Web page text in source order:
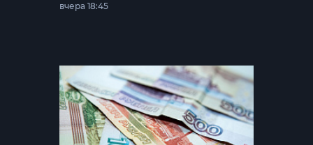
вчера 18:45